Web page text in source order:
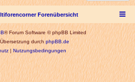
Forenübersicht
® Forum Software © phpBB Limited
durchphpBB.de
|Nutzungsbedingungen